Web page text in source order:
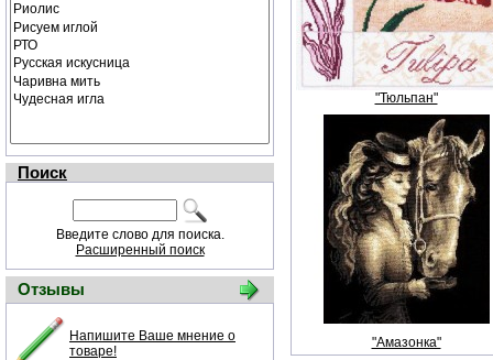
Поиск
Введите слово для поиска.
Расширенный поиск
Отзывы
Напишите Ваше мнение о
товаре!
"Тюльпан"
"Амазонка"